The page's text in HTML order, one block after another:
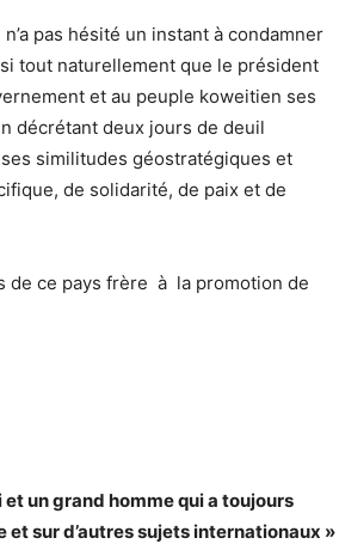
pas hésité un instant à condamner
tout naturellement que le président
et au peuple koweitien ses
décrétant deux jours de deuil
similitudes géostratégiques et
de solidarité, de paix et de
de ce pays frère à la promotion de
un grand homme qui a toujours
sur d’autres sujets internationaux »